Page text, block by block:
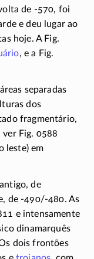
de -570, foi
e deu lugar ao
hoje. A Fig.
, e a Fig.
separadas
dos
fragmentário,
Fig. 0588
leste) em
de
de -490/-480. As
e intensamente
dinamarquês
dois frontões